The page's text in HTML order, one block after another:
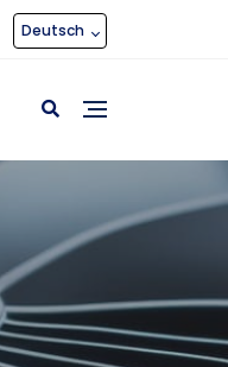
Deutsch